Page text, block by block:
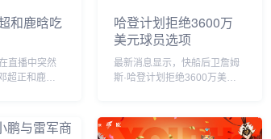
和鹿晗吃
直播中突然
超正和鹿晗
饭了”。没想
微博发文回
哈登计划拒绝3600万
美元球员选项
最新消息显示，快船后卫詹姆
斯·哈登计划拒绝3600万美元